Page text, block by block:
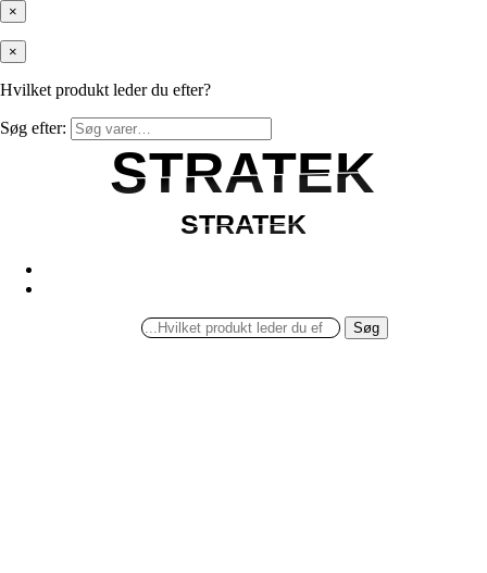
×
×
Hvilket produkt leder du efter?
Søg efter:
STRATEK
STRATEK
STRATEK
STRATEK
Søg